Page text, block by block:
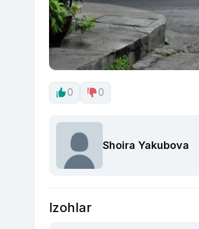
0 0
Shoira Yakubova
Izohlar